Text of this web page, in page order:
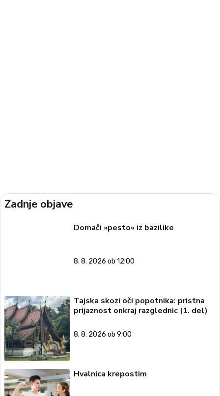
Zadnje objave
Domači »pesto« iz bazilike
8. 8. 2026 ob 12:00
Tajska skozi oči popotnika: pristna
prijaznost onkraj razglednic (1. del)
8. 8. 2026 ob 9:00
Hvalnica krepostim